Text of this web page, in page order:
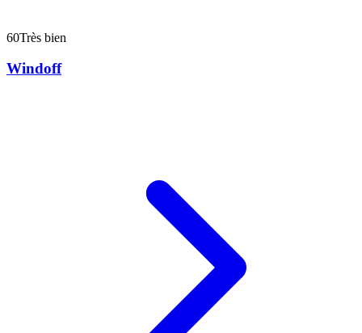
60Très bien
Windoff